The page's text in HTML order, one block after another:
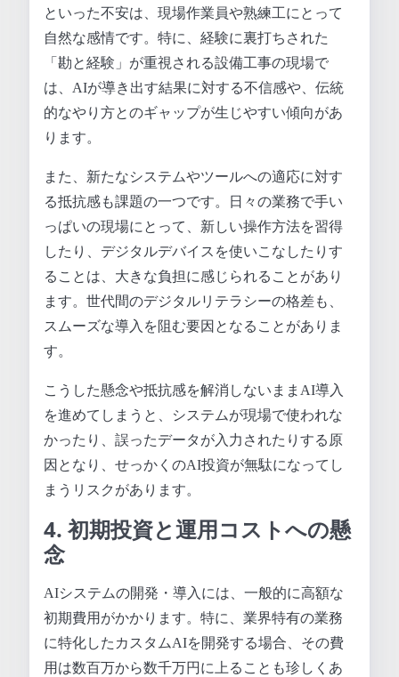
といった不安は、現場作業員や熟練工にとって
自然な感情です。特に、経験に裏打ちされた
「勘と経験」が重視される設備工事の現場で
は、AIが導き出す結果に対する不信感や、伝統
的なやり方とのギャップが生じやすい傾向があ
ります。
また、新たなシステムやツールへの適応に対す
る抵抗感も課題の一つです。日々の業務で手い
っぱいの現場にとって、新しい操作方法を習得
したり、デジタルデバイスを使いこなしたりす
ることは、大きな負担に感じられることがあり
ます。世代間のデジタルリテラシーの格差も、
スムーズな導入を阻む要因となることがありま
す。
こうした懸念や抵抗感を解消しないままAI導入
を進めてしまうと、システムが現場で使われな
かったり、誤ったデータが入力されたりする原
因となり、せっかくのAI投資が無駄になってし
まうリスクがあります。
4. 初期投資と運用コストへの懸
念
AIシステムの開発・導入には、一般的に高額な
初期費用がかかります。特に、業界特有の業務
に特化したカスタムAIを開発する場合、その費
用は数百万から数千万円に上ることも珍しくあ